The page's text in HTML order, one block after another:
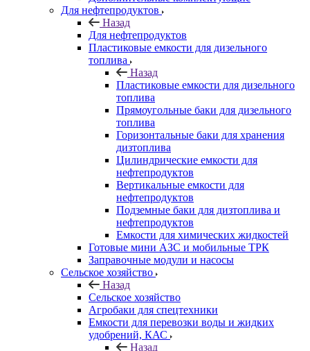
Для нефтепродуктов
Назад
Для нефтепродуктов
Пластиковые емкости для дизельного
топлива
Назад
Пластиковые емкости для дизельного
топлива
Прямоугольные баки для дизельного
топлива
Горизонтальные баки для хранения
дизтоплива
Цилиндрические емкости для
нефтепродуктов
Вертикальные емкости для
нефтепродуктов
Подземные баки для дизтоплива и
нефтепродуктов
Емкости для химических жидкостей
Готовые мини АЗС и мобильные ТРК
Заправочные модули и насосы
Сельское хозяйство
Назад
Сельское хозяйство
Агробаки для спецтехники
Емкости для перевозки воды и жидких
удобрений, КАС
Назад